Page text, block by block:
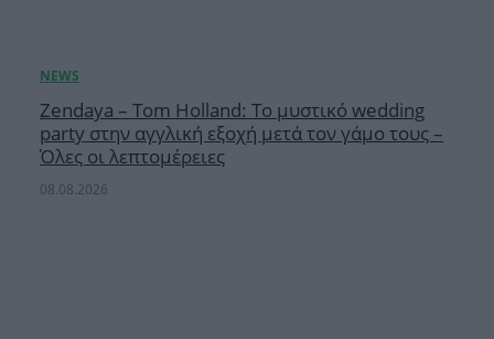
Zendaya – Tom Holland: Το μυστικό wedding
party στην αγγλική εξοχή μετά τον γάμο τους –
Όλες οι λεπτομέρειες
08.08.2026